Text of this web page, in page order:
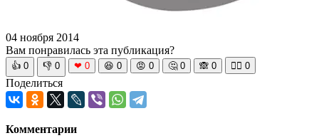
04 ноября 2014
Вам понравилась эта публикация?
👍 0 👎 0 ❤ 0 😆 0 😡 0 🤔 0 🙈 0 🧘‍♀️ 0
Поделиться
Комментарии